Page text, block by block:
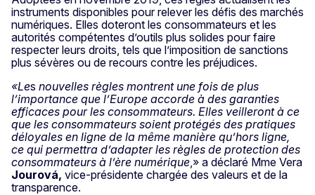
instruments disponibles pour relever les défis des marchés
numériques. Elles doteront les consommateurs et les
autorités compétentes d’outils plus solides pour faire
respecter leurs droits, tels que l’imposition de sanctions
plus sévères ou de recours contre les préjudices.
«Les nouvelles règles montrent une fois de plus
l’importance que l’Europe accorde à des garanties
efficaces pour les consommateurs. Elles veilleront à ce
que les consommateurs soient protégés des pratiques
déloyales en ligne de la même manière qu’hors ligne,
ce qui permettra d’adapter les règles de protection des
consommateurs à l’ère numérique ,» a déclaré Mme Vera
Jourová, vice-présidente chargée des valeurs et de la
transparence.